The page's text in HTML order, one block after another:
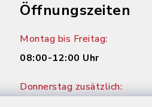
Öffnungszeiten
Montag bis Freitag:
08:00-12:00 Uhr
Donnerstag zusätzlich: